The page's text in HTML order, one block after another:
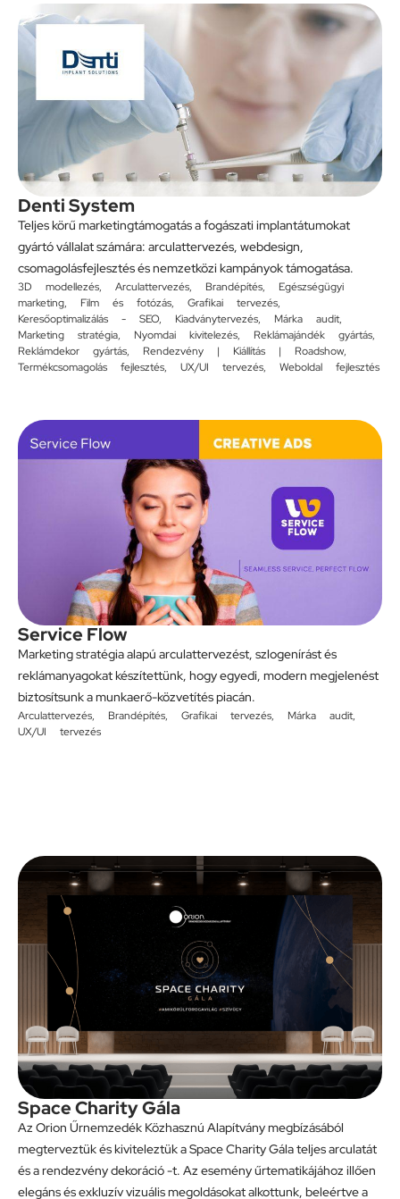
Denti System
Teljes körű marketingtámogatás a fogászati implantátumokat
gyártó vállalat számára: arculattervezés, webdesign,
csomagolásfejlesztés és nemzetközi kampányok támogatása.
3D modellezés, Arculattervezés, Brandépítés, Egészségügyi
marketing, Film és fotózás, Grafikai tervezés,
Keresőoptimalizálás - SEO, Kiadványtervezés, Márka audit,
Marketing stratégia, Nyomdai kivitelezés, Reklámajándék gyártás,
Reklámdekor gyártás, Rendezvény | Kiállítás | Roadshow,
Termékcsomagolás fejlesztés, UX/UI tervezés, Weboldal fejlesztés
Service Flow
Marketing stratégia alapú arculattervezést, szlogenírást és
reklámanyagokat készítettünk, hogy egyedi, modern megjelenést
biztosítsunk a munkaerő-közvetítés piacán.
Arculattervezés, Brandépítés, Grafikai tervezés, Márka audit,
UX/UI tervezés
Space Charity Gála
Az Orion Űrnemzedék Közhasznú Alapítvány megbízásából
megterveztük és kiviteleztük a Space Charity Gála teljes arculatát
és a rendezvény dekoráció -t. Az esemény űrtematikájához illően
elegáns és exkluzív vizuális megoldásokat alkottunk, beleértve a